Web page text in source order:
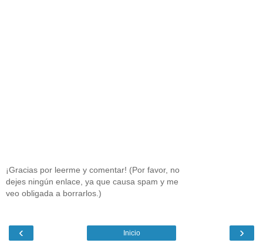
¡Gracias por leerme y comentar! (Por favor, no
dejes ningún enlace, ya que causa spam y me
veo obligada a borrarlos.)
‹ ›
Inicio